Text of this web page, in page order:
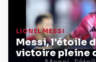
LIONEL MESSI
Messi, l’étoile
victoire pleine